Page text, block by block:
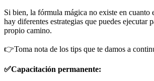
Si bien, la fórmula mágica no existe en cuanto
hay diferentes estrategias que puedes ejecutar
propio camino.
👉Toma nota de los tips que te damos a
✅Capacitación permanente: